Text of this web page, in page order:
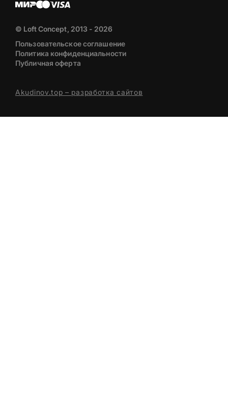
© Loft Concept, 2013 - 2026
Пользовательское соглашение
Политика конфиденциальности
Публичная оферта
Akudinov.top – разработка сайтов